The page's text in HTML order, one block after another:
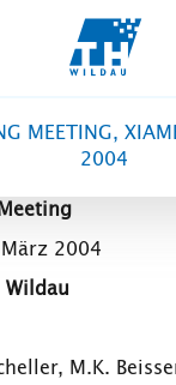
TH-
UND TRANSFER
MEETING,
2004
2004
Wildau
M.K.